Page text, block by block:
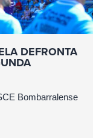
DEFRONTA
Bombarralense